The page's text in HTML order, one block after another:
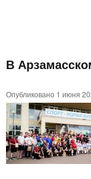
спорта
здесь
В
Опубликовано 1 июня